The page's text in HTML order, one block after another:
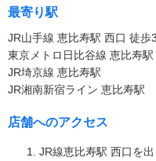
最寄り駅
JR山手線 恵比寿駅 西口 徒歩
東京メトロ日比谷線 恵比寿
JR埼京線 恵比寿駅
JR湘南新宿ライン 恵比寿駅
店舗へのアクセス
JR線恵比寿駅 西口を